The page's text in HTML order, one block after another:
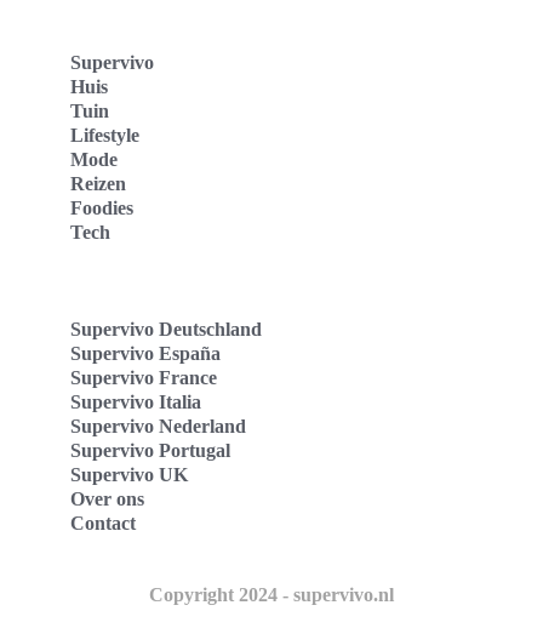
Supervivo
Huis
Tuin
Lifestyle
Mode
Reizen
Foodies
Tech
Supervivo Deutschland
Supervivo España
Supervivo France
Supervivo Italia
Supervivo Nederland
Supervivo Portugal
Supervivo UK
Over ons
Contact
Copyright 2024 - supervivo.nl